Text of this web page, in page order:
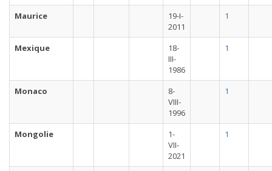
Maurice
19-I-
2011
1
Mexique
18-
III-
1986
1
Monaco
8-
VIII-
1996
1
Mongolie
1-
VII-
2021
1